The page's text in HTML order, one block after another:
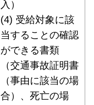
入）
(4) 受給対象に該
当することの確認
ができる書類
（交通事故証明書
（事由に該当の場
合）、死亡の場